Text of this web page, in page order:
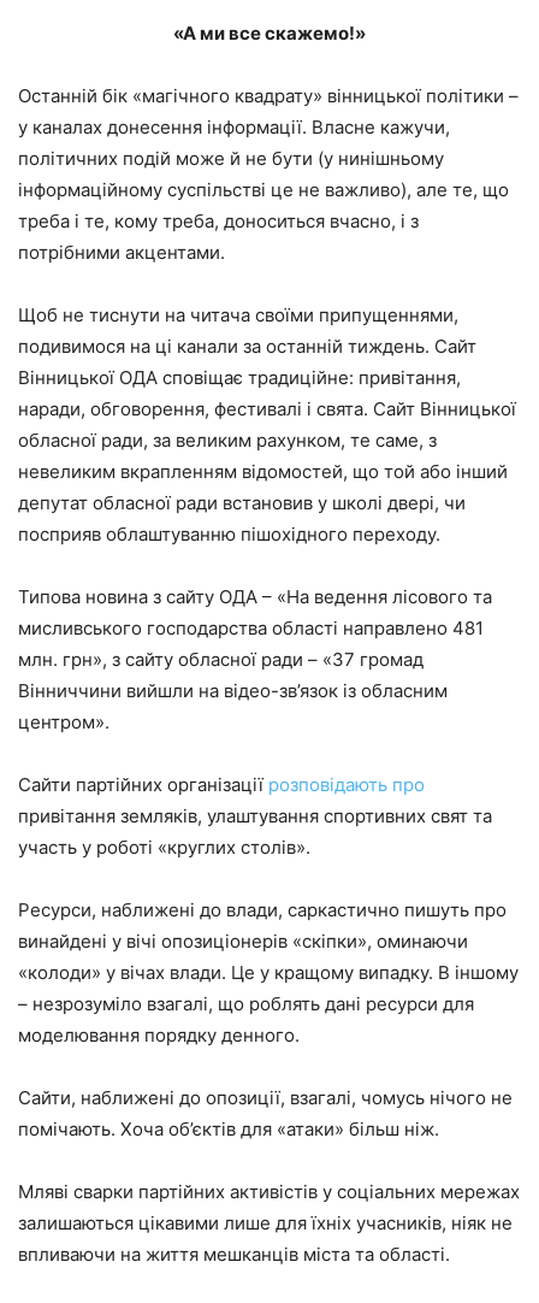
«А ми все скажемо!»
Останній бік «магічного квадрату» вінницької політики –
у каналах донесення інформації. Власне кажучи,
політичних подій може й не бути (у нинішньому
інформаційному суспільстві це не важливо), але те, що
треба і те, кому треба, доноситься вчасно, і з
потрібними акцентами.
Щоб не тиснути на читача своїми припущеннями,
подивимося на ці канали за останній тиждень. Сайт
Вінницької ОДА сповіщає традиційне: привітання,
наради, обговорення, фестивалі і свята. Сайт Вінницької
обласної ради, за великим рахунком, те саме, з
невеликим вкрапленням відомостей, що той або інший
депутат обласної ради встановив у школі двері, чи
посприяв облаштуванню пішохідного переходу.
Типова новина з сайту ОДА – «На ведення лісового та
мисливського господарства області направлено 481
млн. грн», з сайту обласної ради – «37 громад
Вінниччини вийшли на відео-зв’язок із обласним
центром».
Сайти партійних організації розповідають про
привітання земляків, улаштування спортивних свят та
участь у роботі «круглих столів».
Ресурси, наближені до влади, саркастично пишуть про
винайдені у вічі опозиціонерів «скіпки», оминаючи
«колоди» у вічах влади. Це у кращому випадку. В іншому
– незрозуміло взагалі, що роблять дані ресурси для
моделювання порядку денного.
Сайти, наближені до опозиції, взагалі, чомусь нічого не
помічають. Хоча об’єктів для «атаки» більш ніж.
Мляві сварки партійних активістів у соціальних мережах
залишаються цікавими лише для їхніх учасників, ніяк не
впливаючи на життя мешканців міста та області.